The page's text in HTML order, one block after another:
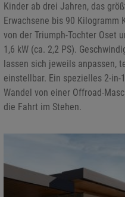
Kinder ab drei Jahren, das
Erwachsene bis 90
von der Triumph-Tochter Oset
1,6 kW (ca. 2,2 PS).
lassen sich jeweils anpassen,
einstellbar. Ein spezielles 2-in-
Wandel von einer Offroad-
die Fahrt im Stehen.